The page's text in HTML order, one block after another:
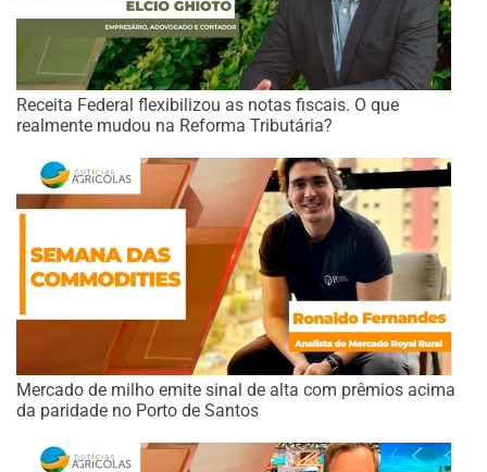
Receita Federal flexibilizou as notas fiscais. O que
realmente mudou na Reforma Tributária?
Mercado de milho emite sinal de alta com prêmios acima
da paridade no Porto de Santos